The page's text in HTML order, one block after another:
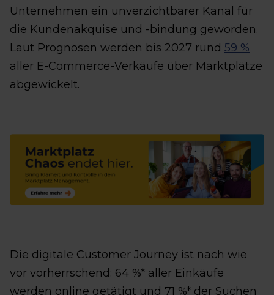
Unternehmen ein unverzichtbarer Kanal für
die Kundenakquise und -bindung geworden.
Laut Prognosen werden bis 2027 rund 59 %
aller E-Commerce-Verkäufe über Marktplätze
abgewickelt.
Die digitale Customer Journey ist nach wie
vor vorherrschend: 64 %* aller Einkäufe
werden online getätigt und 71 %* der Suchen